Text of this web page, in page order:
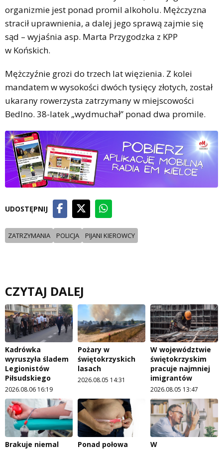
organizmie jest ponad promil alkoholu. Mężczyzna
stracił uprawnienia, a dalej jego sprawą zajmie się
sąd – wyjaśnia asp. Marta Przygodzka z KPP
w Końskich.
Mężczyźnie grozi do trzech lat więzienia. Z kolei
mandatem w wysokości dwóch tysięcy złotych, został
ukarany rowerzysta zatrzymany w miejscowości
Bedlno. 38-latek „wydmuchał” ponad dwa promile.
UDOSTĘPNIJ
ZATRZYMANIA POLICJA PIJANI KIEROWCY
CZYTAJ DALEJ
Kadrówka
wyruszyła śladem
Legionistów
Piłsudskiego
2026.08.06 16:19
Pożary w
świętokrzyskich
lasach
2026.08.05 14:31
W województwie
świętokrzyskim
pracuje najmniej
imigrantów
2026.08.05 13:47
Brakuje niemal
Ponad połowa
W